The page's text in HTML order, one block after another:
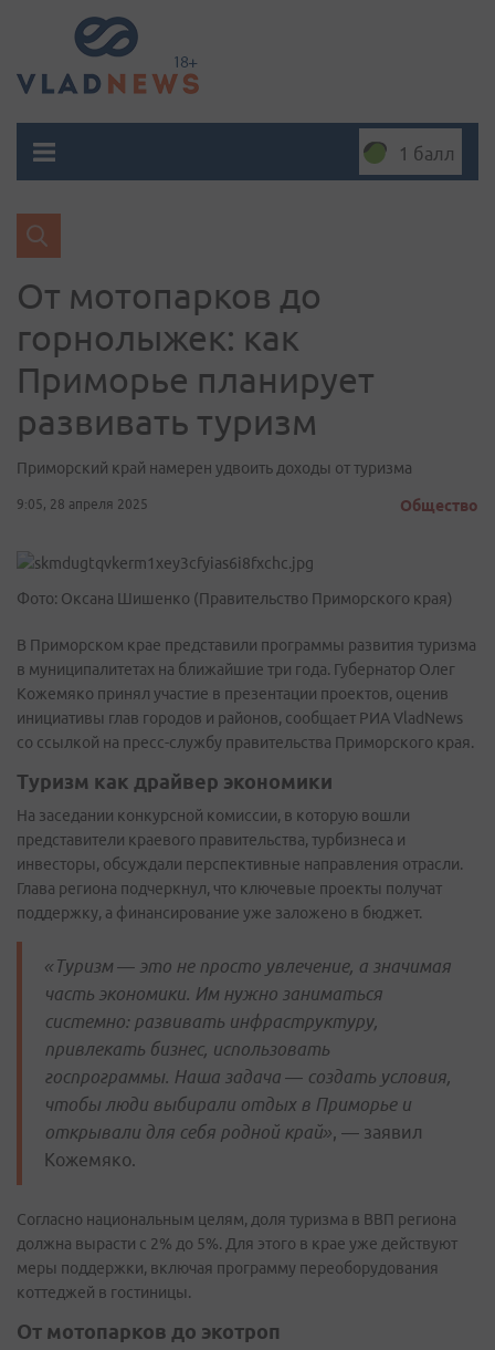
1 балл
От мотопарков до
горнолыжек: как
Приморье планирует
развивать туризм
Приморский край намерен удвоить доходы от туризма
9:05, 28 апреля 2025 Общество
Фото: Оксана Шишенко (Правительство Приморского края)
В Приморском крае представили программы развития туризма
в муниципалитетах на ближайшие три года. Губернатор Олег
Кожемяко принял участие в презентации проектов, оценив
инициативы глав городов и районов, сообщает РИА VladNews
со ссылкой на пресс-службу правительства Приморского края.
Туризм как драйвер экономики
На заседании конкурсной комиссии, в которую вошли
представители краевого правительства, турбизнеса и
инвесторы, обсуждали перспективные направления отрасли.
Глава региона подчеркнул, что ключевые проекты получат
поддержку, а финансирование уже заложено в бюджет.
«Туризм — это не просто увлечение, а значимая
часть экономики. Им нужно заниматься
системно: развивать инфраструктуру,
привлекать бизнес, использовать
госпрограммы. Наша задача — создать условия,
чтобы люди выбирали отдых в Приморье и
открывали для себя родной край», — заявил
Кожемяко.
Согласно национальным целям, доля туризма в ВВП региона
должна вырасти с 2% до 5%. Для этого в крае уже действуют
меры поддержки, включая программу переоборудования
коттеджей в гостиницы.
От мотопарков до экотроп